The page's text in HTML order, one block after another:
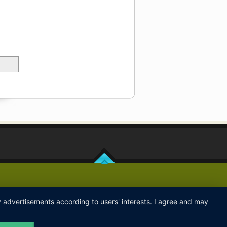
according to users' interests. I agree and may